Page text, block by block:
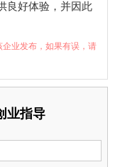
良好体验，并因此
业发布，如果有误，请
业指导